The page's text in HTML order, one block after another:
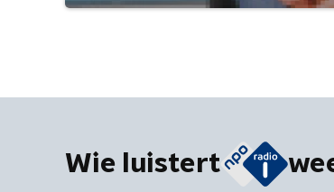
Wie luistert